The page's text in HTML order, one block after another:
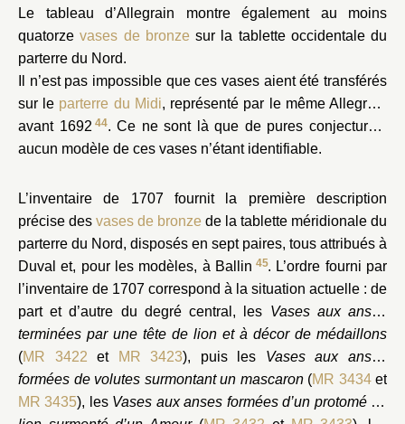
Le tableau d’Allegrain montre également au moins
quatorzevases de bronze sur la tablette occidentale du
parterre du Nord.
Il n’est pas impossible que ces vases aient été transférés
sur le parterre du Midi, représenté par le même Allegrain
avant 1692 44. Ce ne sont là que de pures conjectures,
aucun modèle de ces vases n’étant identifiable.
L’inventaire de 1707 fournit la première description
précise des vases de bronze de la tablette méridionale du
parterre du Nord, disposés en sept paires, tous attribués à
Duval et, pour les modèles, à Ballin 45. L’ordre fourni par
l’inventaire de 1707 correspond à la situation actuelle : de
part et d’autre du degré central, les Vases aux anses
terminées par une tête de lion et à décor de médaillons
(MR 3422 et MR 3423), puis les Vases aux anses
formées de volutes surmontant un mascaron(MR 3434et
MR 3435), les Vases aux anses formées d’un protomé de